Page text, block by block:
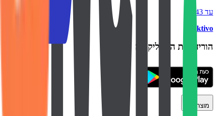
עד ₪43
backtivo
הורידו את האפליקציה
מוצר